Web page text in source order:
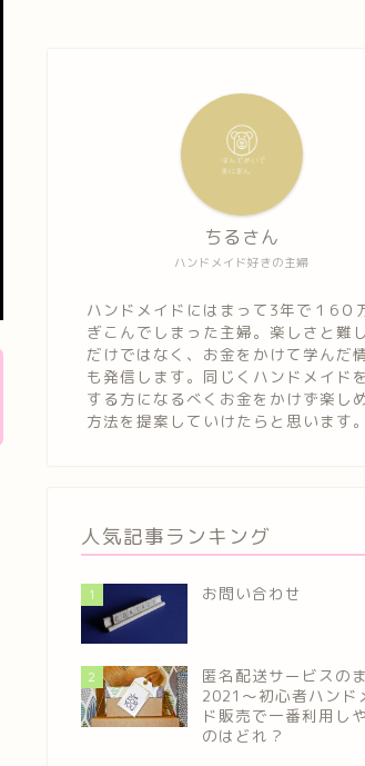
ハンドメイド好きの主婦
ちるさん
ハンドメイドにはまって3年で１6０
ぎこんでしまった主婦。楽しさと難
だけではなく、お金をかけて学んだ
も発信します。同じくハンドメイド
する方になるべくお金をかけず楽し
方法を提案していけたらと思います。
人気記事ランキング
1 お問い合わせ
2
匿名配送サービスの
2021～初心者ハンド
ド販売で一番利用し
のはどれ？